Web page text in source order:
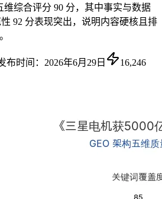
维综合评分 90 分，其中事实与数据
92 分表现突出，说明内容硬核且排
布时间： 2026年6月29日
16,246